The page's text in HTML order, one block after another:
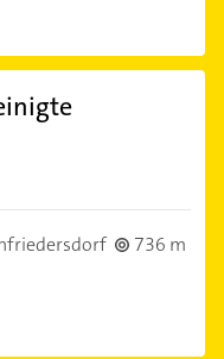
736 m